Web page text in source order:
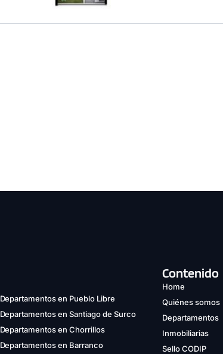
Departamentos en Pueblo Libre
Departamentos en Santiago de Surco
Departamentos en Chorrillos
Departamentos en Barranco
Contenido
Home
Quiénes somos
Departamentos
Inmobiliarias
Sello CODIP